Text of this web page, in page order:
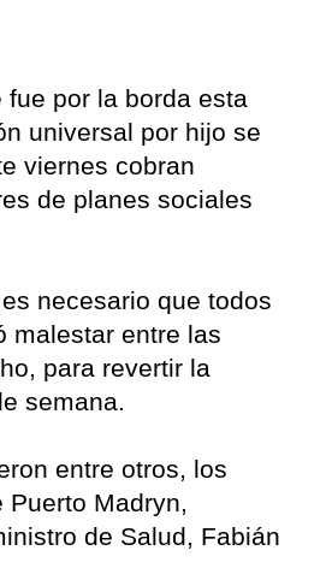
por la borda esta
universal por hijo se
viernes cobran
de planes sociales
necesario que todos
malestar entre las
para revertir la
semana.
entre otros, los
Madryn,
de Salud, Fabián